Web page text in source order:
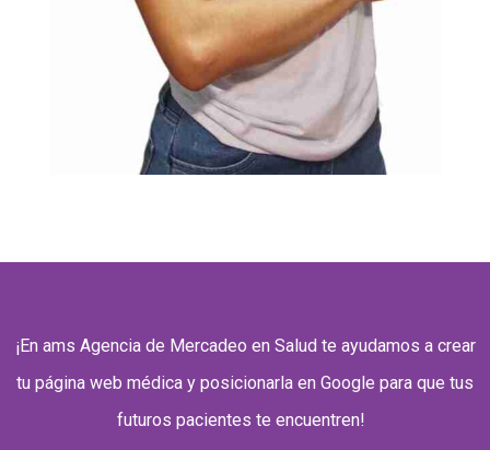
¡En ams Agencia de Mercadeo en Salud te ayudamos a crear
tu página web médica y posicionarla en Google para que tus
futuros pacientes te encuentren!